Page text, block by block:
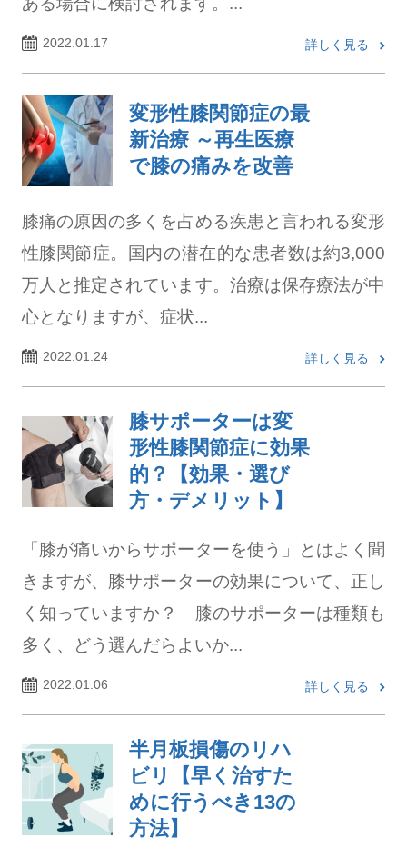
2022.01.17 詳しく見る
変形性膝関節症の最
新治療 ～再生医療
で膝の痛みを改善
膝痛の原因の多くを占める疾患と言われる変形
性膝関節症。国内の潜在的な患者数は約3,000
万人と推定されています。治療は保存療法が中
心となりますが、症状...
2022.01.24 詳しく見る
膝サポーターは変
形性膝関節症に効果
的？【効果・選び
方・デメリット】
「膝が痛いからサポーターを使う」とはよく聞
きますが、膝サポーターの効果について、正し
く知っていますか？ 膝のサポーターは種類も
多く、どう選んだらよいか...
2022.01.06 詳しく見る
半月板損傷のリハ
ビリ【早く治すた
めに行うべき13の
方法】